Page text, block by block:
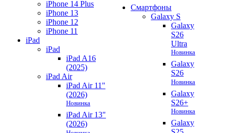
iPhone 14 Plus
iPhone 13
iPhone 12
iPhone 11
iPad
iPad
iPad A16
(2025)
iPad Air
iPad Air 11"
(2026)
Новинка
iPad Air 13"
(2026)
Смартфоны
Galaxy S
Galaxy
S26
Ultra
Новинка
Galaxy
S26
Новинка
Galaxy
S26+
Новинка
Galaxy